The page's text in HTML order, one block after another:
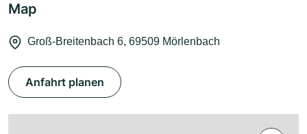
Map
Groß-Breitenbach 6, 69509 Mörlenbach
Anfahrt planen